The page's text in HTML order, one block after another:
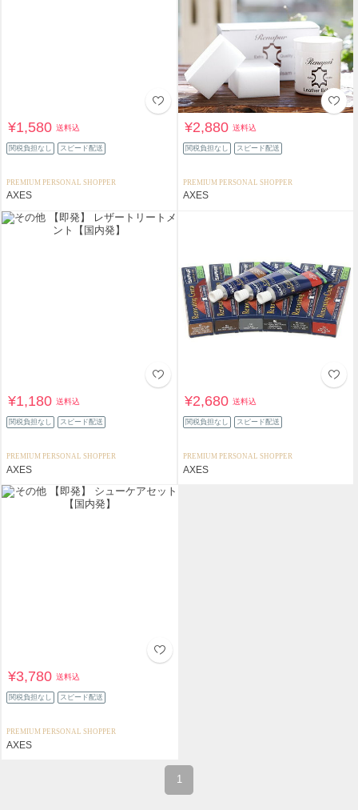
¥1,580送料込
関税負担なし スピード配送
PREMIUM PERSONAL SHOPPER
AXES
¥2,880送料込
関税負担なし スピード配送
PREMIUM PERSONAL SHOPPER
AXES
¥1,180送料込
関税負担なし スピード配送
PREMIUM PERSONAL SHOPPER
AXES
¥2,680送料込
関税負担なし スピード配送
PREMIUM PERSONAL SHOPPER
AXES
¥3,780送料込
関税負担なし スピード配送
PREMIUM PERSONAL SHOPPER
AXES
1